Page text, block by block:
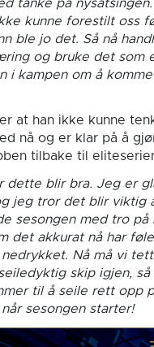
tanke på
kunne forestilt oss
ble jo det. Så nå
og bruke det som
i kampen om å
at han ikke kunne
nå og er klar på å
tilbake til
dette blir bra. Jeg er
jeg tror det blir viktig
sesongen med tro på
det akkurat nå har
Nå må vi
skip igjen, så
til å seile rett opp
sesongen starter!